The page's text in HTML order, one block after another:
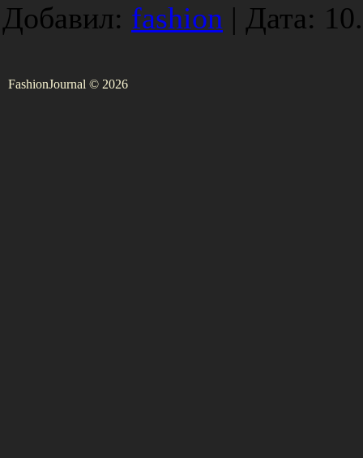
Добавил: fashion | Дата:
FashionJournal © 2026